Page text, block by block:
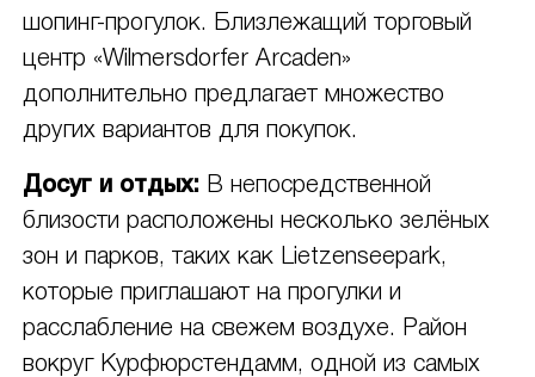
шопинг-прогулок. Близлежащий торговый
центр «Wilmersdorfer Arcaden»
дополнительно предлагает множество
других вариантов для покупок.
Досуг и отдых: В непосредственной
близости расположены несколько зелёных
зон и парков, таких как Lietzenseepark,
которые приглашают на прогулки и
расслабление на свежем воздухе. Район
вокруг Курфюрстендамм, одной из самых